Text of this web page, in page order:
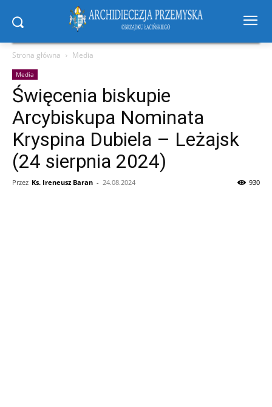
Strona główna Media
Media
Święcenia biskupie
Arcybiskupa Nominata
Kryspina Dubiela – Leżajsk
(24 sierpnia 2024)
Przez Ks. Ireneusz Baran - 24.08.2024 930